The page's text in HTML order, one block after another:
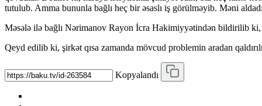
tutulub. Amma bununla bağlı heç bir əsaslı iş görülməyib. Məni
Məsələ ilə bağlı Nərimanov Rayon İcra Hakimiyyətindən bildirilib
Qeyd edilib ki, şirkət qısa zamanda mövcud problemin aradan
Kopyalandı